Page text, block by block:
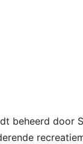
beheerd door